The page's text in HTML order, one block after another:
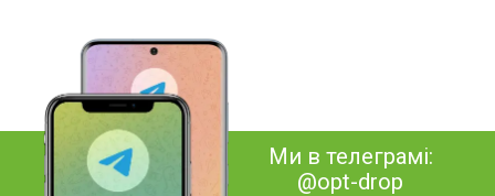
Ми в телеграмі:
@opt-drop